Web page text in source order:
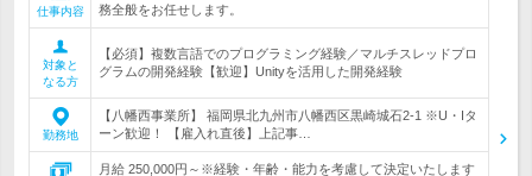
仕事内容
務全般をお任せします。
対象と
なる方
【必須】複数言語でのプログラミング経験／マルチスレッドプロ
グラムの開発経験【歓迎】Unityを活用した開発経験
勤務地
【八幡西事業所】 福岡県北九州市八幡西区黒崎城石2-1 ※U・Iタ
ーン歓迎！ 【雇入れ直後】上記事…
月給 250,000円～※経験・年齢・能力を考慮して決定いたします